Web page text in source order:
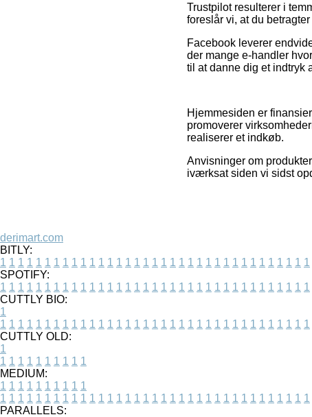
Trustpilot resulterer i
foreslår vi, at du
Facebook leverer
der mange e-handler
til at danne dig et indtryk
Hjemmesiden er
promoverer
realiserer et indkøb.
Anvisninger om
iværksat siden vi sidst
derimart.com
BITLY:
1 1 1 1 1 1 1 1 1 1 1 1 1 1 1 1 1 1 1 1 1 1 1 1 1 1 1 1 1 1 1 1 1 1 1
SPOTIFY:
1 1 1 1 1 1 1 1 1 1 1 1 1 1 1 1 1 1 1 1 1 1 1 1 1 1 1 1 1 1 1 1 1 1 1
CUTTLY BIO:
1
1 1 1 1 1 1 1 1 1 1 1 1 1 1 1 1 1 1 1 1 1 1 1 1 1 1 1 1 1 1 1 1 1 1 1
CUTTLY OLD:
1
1 1 1 1 1 1 1 1 1 1
MEDIUM:
1 1 1 1 1 1 1 1 1 1
1 1 1 1 1 1 1 1 1 1 1 1 1 1 1 1 1 1 1 1 1 1 1 1 1 1 1 1 1 1 1 1 1 1 1
PARALLELS: